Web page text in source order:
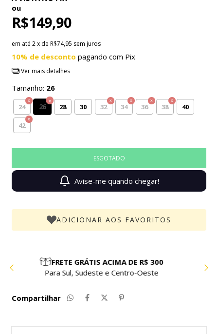
ou
R$149,90
em até 2x de R$74,95 sem juros
10% de desconto pagando com Pix
Ver mais detalhes
Tamanho: 26
24 26 28 30 32 34 36 38 40
42
Avise-me quando chegar!
ADICIONAR AOS FAVORITOS
PARCELE EM ATÉ 10X SEM JUROS
Compre com facilidade e segurança
Compartilhar